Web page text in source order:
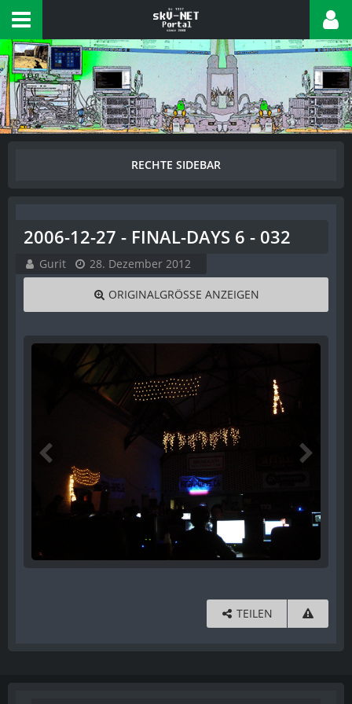
2006-12-27 - FINAL-DAYS 6 - 032
Gurit 28. Dezember 2012
ORIGINALGRÖSSE ANZEIGEN
TEILEN